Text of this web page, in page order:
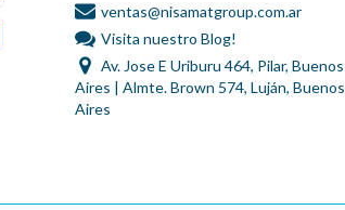
ventas@nisamatgroup.com.ar
Visita nuestro Blog!
Av. Jose E Uriburu 464, Pilar, Buenos
Aires | Almte. Brown 574, Luján, Buenos
Aires